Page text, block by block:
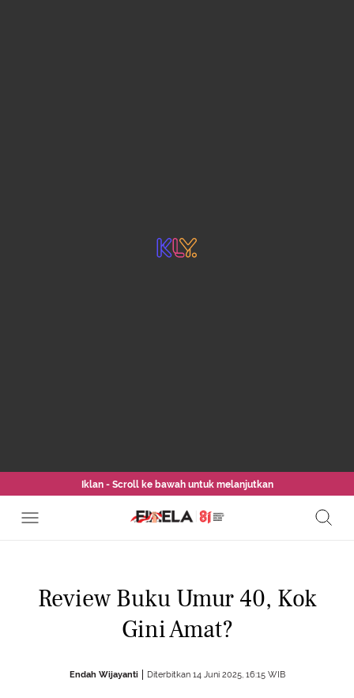
Iklan - Scroll ke bawah untuk melanjutkan
Review Buku Umur 40, Kok
Gini Amat?
Endah Wijayanti Diterbitkan 14 Juni 2025, 16:15 WIB